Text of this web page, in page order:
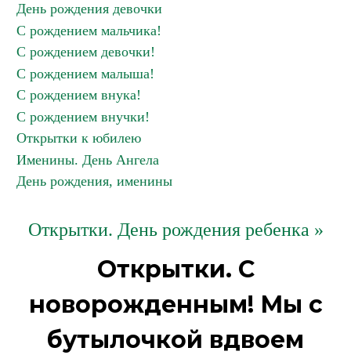
День рождения девочки
С рождением мальчика!
С рождением девочки!
С рождением малыша!
С рождением внука!
С рождением внучки!
Открытки к юбилею
Именины. День Ангела
День рождения, именины
Открытки. День рождения ребенка »
Открытки. С
новорожденным! Мы с
бутылочкой вдвоем